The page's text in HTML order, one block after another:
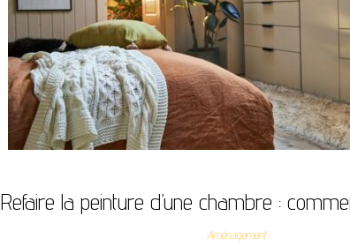
Refaire la peinture d’une chambre :
Aménagement